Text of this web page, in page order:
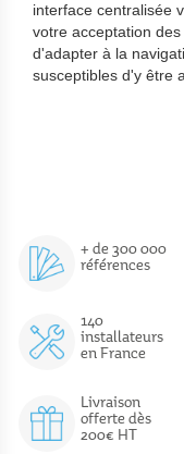
interface centralisée
votre acceptation
d'adapter à la
susceptibles d'y être
+ de 300 000
références
140
installateurs
en France
Livraison
offerte dès
200€ HT